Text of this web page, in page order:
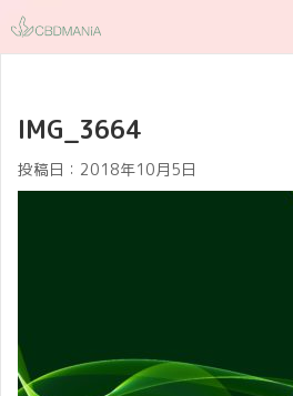
IMG_3664
投稿日： 2018年10月5日